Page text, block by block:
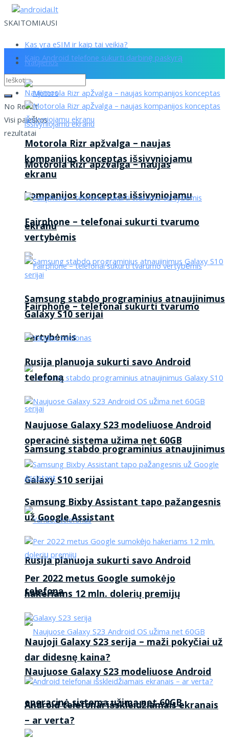
SKAITOMIAUSI
Kas yra eSIM ir kaip tai veikia?
Kaip Android telefone sukurti darbinę paskyrą
No Result
Visi paieškos
rezultatai
Naujienos
Motorola Rizr apžvalga – naujas
kompanijos konceptas išsivyniojamu
ekranu
Fairphone – telefonai sukurti tvarumo
vertybėmis
Samsung stabdo programinius atnaujinimus
Galaxy S10 serijai
Rusija planuoja sukurti savo Android
telefoną
Naujuose Galaxy S23 modeliuose Android
operacinė sistema užima net 60GB
Naujienos
Motorola Rizr apžvalga – naujas
kompanijos konceptas išsivyniojamu
ekranu
Fairphone – telefonai sukurti tvarumo
vertybėmis
Samsung stabdo programinius atnaujinimus
Galaxy S10 serijai
Rusija planuoja sukurti savo Android
telefoną
Naujuose Galaxy S23 modeliuose Android
operacinė sistema užima net 60GB
Samsung Bixby Assistant tapo pažangesnis
už Google Assistant
Per 2022 metus Google sumokėjo
hakeriams 12 mln. dolerių premijų
Naujoji Galaxy S23 serija – maži pokyčiai už
dar didesnę kaina?
Android telefonai išskleidžiamais ekranais
– ar verta?